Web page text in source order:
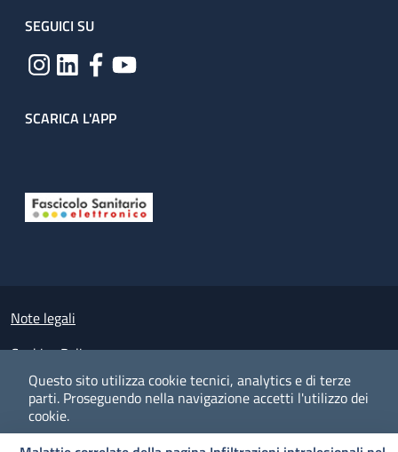
Questo sito utilizza cookie tecnici, analytics e di terze
parti. Proseguendo nella navigazione accetti l'utilizzo dei
cookie.
SEGUICI SU
SCARICA L'APP
Small prints
Note legali
Cookies Policy
Policy privacy e protezione del dato personale
Albo pretorio on-line